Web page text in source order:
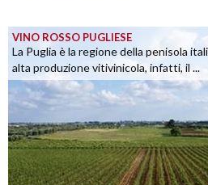
VINO ROSSO PUGLIESE
La Puglia è la regione della penisola
alta produzione vitivinicola, infatti, il ...